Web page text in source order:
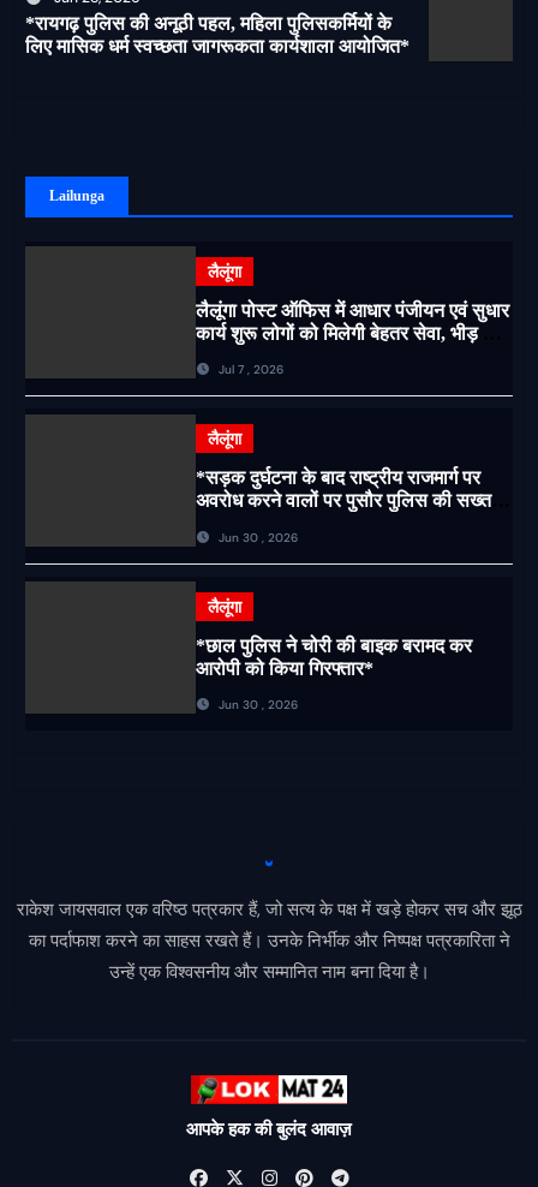
*रायगढ़ पुलिस की अनूठी पहल, महिला पुलिसकर्मियों के
लिए मासिक धर्म स्वच्छता जागरूकता कार्यशाला आयोजित*
Lailunga
लैलूंगा
लैलूंगा पोस्ट ऑफिस में आधार पंजीयन एवं सुधार
कार्य शुरू लोगों को मिलेगी बेहतर सेवा, भीड़ से
Jul 7 , 2026
लैलूंगा
*सड़क दुर्घटना के बाद राष्ट्रीय राजमार्ग पर
अवरोध करने वालों पर पुसौर पुलिस की सख्त
Jun 30 , 2026
लैलूंगा
*छाल पुलिस ने चोरी की बाइक बरामद कर
आरोपी को किया गिरफ्तार*
Jun 30 , 2026
राकेश जायसवाल एक वरिष्ठ पत्रकार हैं, जो सत्य के पक्ष में खड़े होकर सच और झूठ
का पर्दाफाश करने का साहस रखते हैं। उनके निर्भीक और निष्पक्ष पत्रकारिता ने
उन्हें एक विश्वसनीय और सम्मानित नाम बना दिया है।
आपके हक की बुलंद आवाज़